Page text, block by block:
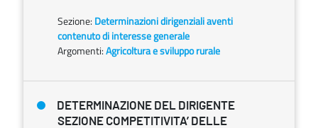
Sezione: Determinazioni dirigenziali aventi
contenuto di interesse generale
Argomenti:Agricoltura e sviluppo rurale
DETERMINAZIONE DEL DIRIGENTE
SEZIONE COMPETITIVITA’ DELLE